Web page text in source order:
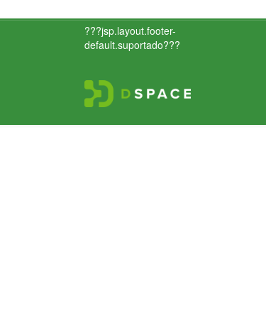
???jsp.layout.footer-
default.suportado???